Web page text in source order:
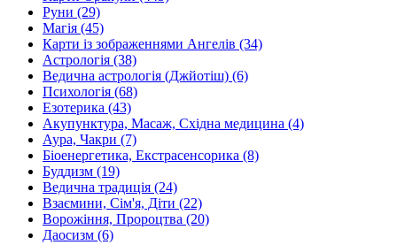
Руни (29)
Магія (45)
Карти із зображеннями Ангелів (34)
Астрологія (38)
Ведична астрологія (Джйотіш) (6)
Психологія (68)
Езотерика (43)
Акупунктура, Масаж, Східна медицина (4)
Аура, Чакри (7)
Біоенергетика, Екстрасенсорика (8)
Буддизм (19)
Ведична традиція (24)
Взаємини, Сім'я, Діти (22)
Ворожіння, Пророцтва (20)
Даосизм (6)